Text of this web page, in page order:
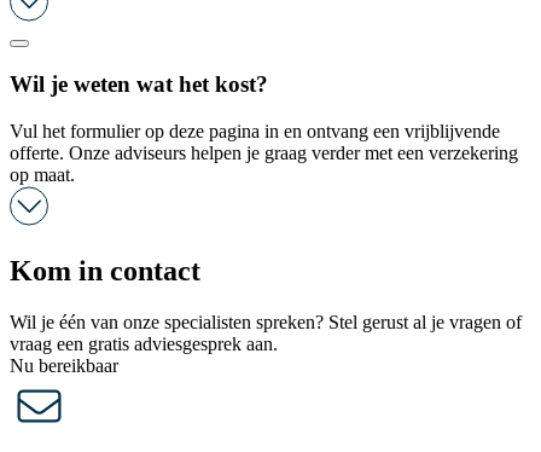
Wil je weten wat het kost?
Vul het formulier op deze pagina in en ontvang een vrijblijvende
offerte. Onze adviseurs helpen je graag verder met een verzekering
op maat.
Kom in contact
Wil je één van onze specialisten spreken? Stel gerust al je vragen of
vraag een gratis adviesgesprek aan.
Nu bereikbaar